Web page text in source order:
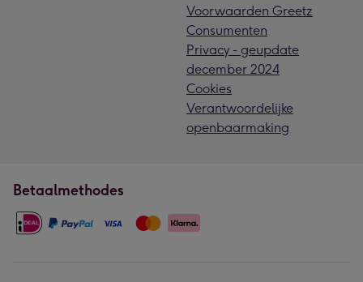
Voorwaarden Greetz
Consumenten
Privacy - geupdate
december 2024
Cookies
Verantwoordelijke
openbaarmaking
Betaalmethodes